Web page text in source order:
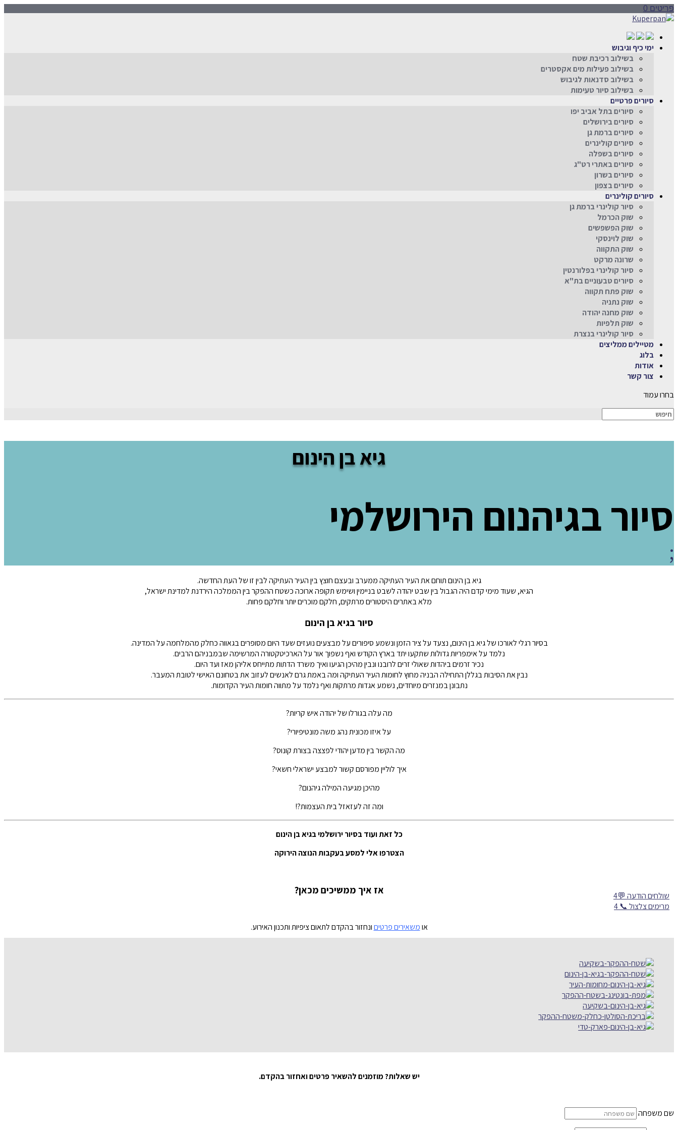
פריטים 0
ימי כיף וגיבוש
בשילוב רכיבת שטח
בשילוב פעילות מים אקסטרים
בשילוב סדנאות לגיבוש
בשילוב סיור טעימות
סיורים פרטיים
סיורים בתל אביב יפו
סיורים בירושלים
סיורים ברמת גן
סיורים קולינרים
סיורים בשפלה
סיורים באתרי רט"ג
סיורים בשרון
סיורים בצפון
סיורים קולינרים
סיור קולינרי ברמת גן
שוק הכרמל
שוק הפשפשים
שוק לוינסקי
שוק התקווה
שרונה מרקט
סיור קולינרי בפלורנטין
סיורים טבעוניים בת"א
שוק פתח תקווה
שוק נתניה
שוק מחנה יהודה
שוק תלפיות
סיור קולינרי בנצרת
מטיילים ממליצים
בלוג
אודות
צור קשר
בחרו עמוד
גיא בן הינום
סיור בגיהנום הירושלמי
;
גיא בן הינום תוחם את העיר העתיקה ממערב ובעצם חוצץ בין העיר העתיקה לבין זו של העת החדשה.
הגיא, שעוד מימי קדם היה הגבול בין שבט יהודה לשבט בניימין ושימש תקופה ארוכה כשטח ההפקר בין הממלכה הירדנת למדינת ישראל,
מלא באתרים היסטורים מרתקים, חלקם מוכרים יותר וחלקם פחות.
סיור בגיא בן הינום
בסיור רגלי לאורכו של גיא בן הינום, נצעד על ציר הזמן ונשמע סיפורים על מבצעים נועזים שעד היום מסופרים בגאווה כחלק מהמלחמה על המדינה.
נלמד על אימפריות גדולות שתקעו יתד בארץ הקודש ואף נשפוך אור על הארכיטקטורה המרשימה שבמבניהם הרבים.
נכירזרמים ביהדות שאולי זרים לרובנו ונבין מהיכן הגיעו ואיך משרד הדתות מתייחס אליהן מאז ועד היום.
נבין את הסיבות בגללן התחילההבניה מחוץ לחומות העיר העתיקה ומה באמת גרם לאנשים לעזוב את בטחונם האישי לטובת המעבר.
נתבונן במנזרים מיוחדים, נשמע אגדות מרתקות ואף נלמד על מתווה חומות העיר הקדומות.
מה עלה בגורלו של יהודה איש קריות?
על איזו מכונית נהג משה מונטיפיורי?
מה הקשר בין מדען יהודי לפצצה בצורת קונוס?
איך לוליין מפורסם קשור למבצע ישראלי חשאי?
מהיכן מגיעה המילה גיהנום?
ומה זה לעזאזל בית העצמות?!
כל זאת ועוד בסיור ירושלמי בגיא בן הינום
הצטרפו אלי למסע בעקבות הנוצה הירוקה
אז איך ממשיכים מכאן?
שולחים הודעה 💬
מרימים צלצול 📞
אומשאירים פרטיםונחזור בהקדם לתאום ציפיות ותכנון האירוע.
יש שאלות?מוזמנים להשאיר פרטים ואחזור בהקדם.
שם משפחה